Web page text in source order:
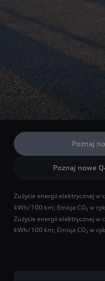
Poznaj
Poznaj nowe
Zużycie energii elektrycznej w
kWh/100 km; Emisja CO₂ w
Zużycie energii elektrycznej w
kWh/100 km; Emisja CO₂ w